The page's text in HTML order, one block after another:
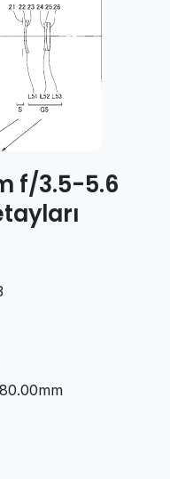
f/3.5-5.6